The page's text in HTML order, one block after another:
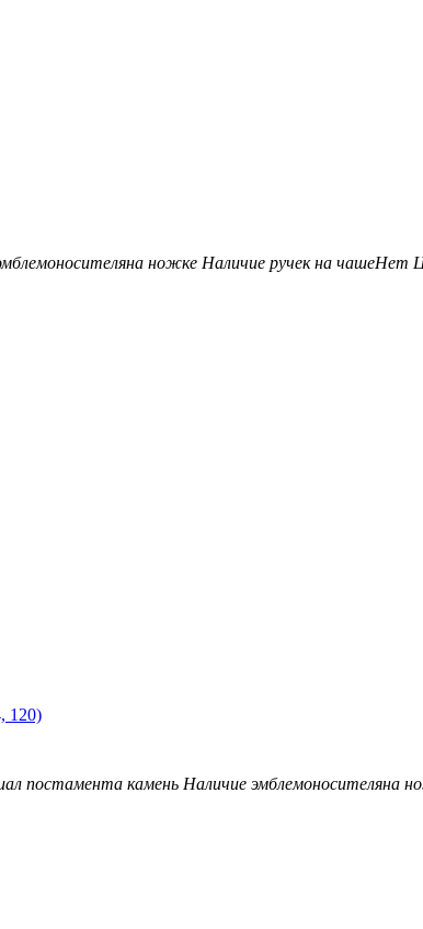
на ножке Наличие ручек на чашеНет
120)
постамента камень Наличие эмблемоносителяна